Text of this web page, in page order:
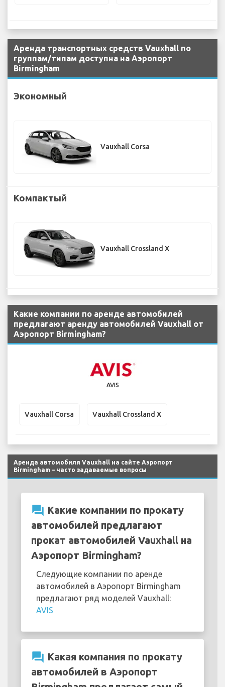
Аренда транспортных средств Vauxhall по
группам/типам доступна на Аэропорт
Birmingham
Экономный
Vauxhall Corsa
Компактый
Vauxhall Crossland X
Какие компании по аренде автомобилей
предлагают аренду автомобилей Vauxhall от
Аэропорт Birmingham?
AVIS
Vauxhall Corsa Vauxhall Crossland X
Аренда автомобиля Vauxhall на сайте Аэропорт
Birmingham – часто задаваемые вопросы
question_answer Какие компании по прокату
автомобилей предлагают
прокат автомобилей Vauxhall на
Аэропорт Birmingham?
Следующие компании по аренде
автомобилей в Аэропорт Birmingham
предлагают ряд моделей Vauxhall:
AVIS
question_answer Какая компания по прокату
автомобилей в Аэропорт